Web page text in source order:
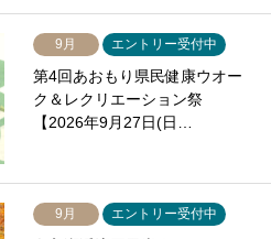
9月 エントリー受付中
第4回あおもり県民健康ウオー
ク＆レクリエーション祭
【2026年9月27日(日…
9月 エントリー受付中